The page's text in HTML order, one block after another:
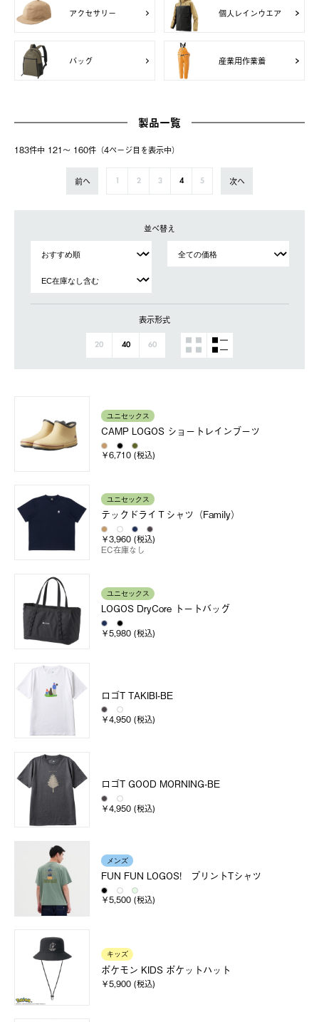
アクセサリー 個人レインウエア
バッグ 産業用作業着
製品一覧
183件中 121〜 160件（4ページ⽬を表⽰中）
前へ 2 3 4 5 次へ
並べ替え
表示形式
20 40 60
ユニセックス
CAMP LOGOS ショートレインブーツ
￥6,710 (税込)
ユニセックス
テックドライＴシャツ（Family）
￥3,960 (税込)
EC在庫なし
ユニセックス
LOGOS DryCore トートバッグ
￥5,980 (税込)
ロゴT TAKIBI-BE
￥4,950 (税込)
ロゴT GOOD MORNING-BE
￥4,950 (税込)
メンズ
FUN FUN LOGOS! プリントTシャツ
￥5,500 (税込)
キッズ
ポケモン KIDS ポケットハット
￥5,900 (税込)